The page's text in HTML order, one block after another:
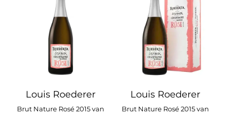
Louis Roederer
Brut Nature Rosé 2015 van
Louis Roederer
Brut Nature Rosé 2015 van